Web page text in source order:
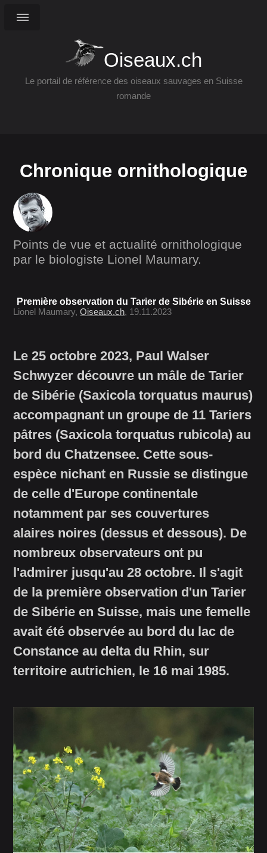
Oiseaux.ch
Le portail de référence des oiseaux sauvages en Suisse
romande
Chronique ornithologique
Points de vue et actualité ornithologique
par le biologiste Lionel Maumary.
Première observation du Tarier de Sibérie en Suisse
Lionel Maumary,Oiseaux.ch, 19.11.2023
Le 25 octobre 2023, Paul Walser
Schwyzer découvre un mâle de Tarier
de Sibérie (Saxicola torquatus maurus)
accompagnant un groupe de 11 Tariers
pâtres (Saxicola torquatus rubicola) au
bord du Chatzensee. Cette sous-
espèce nichant en Russie se distingue
de celle d'Europe continentale
notamment par ses couvertures
alaires noires (dessus et dessous). De
nombreux observateurs ont pu
l'admirer jusqu'au 28 octobre. Il s'agit
de la première observation d'un Tarier
de Sibérie en Suisse, mais une femelle
avait été observée au bord du lac de
Constance au delta du Rhin, sur
territoire autrichien, le 16 mai 1985.